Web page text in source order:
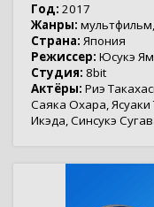
Год: 2017
Жанры: мультфильм,
Страна: Япония
Режиссер: Юсукэ
Студия: 8bit
Актёры: Риэ
Саяка Охара,
Икэда,Синсукэ